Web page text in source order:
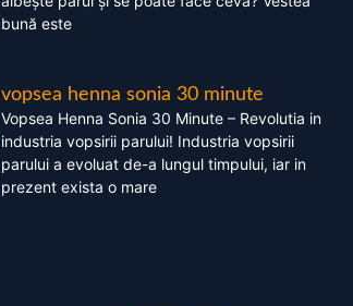
bună este
vopsea henna sonia 30 minute
Vopsea Henna Sonia 30 Minute – Revolutia in
industria vopsirii parului! Industria vopsirii
parului a evoluat de-a lungul timpului, iar in
prezent exista o mare